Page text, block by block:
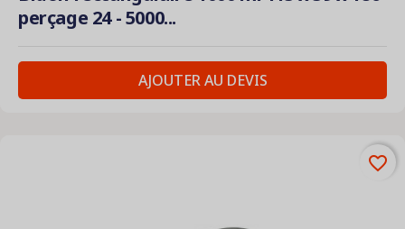
perçage 24 - 5000...
AJOUTER AU DEVIS
favorite_border